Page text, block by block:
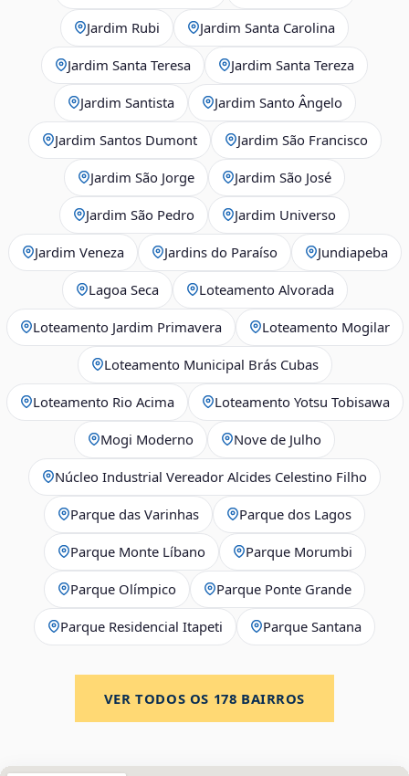
Jardim Rubi Jardim Santa Carolina
Jardim Santa Teresa Jardim Santa Tereza
Jardim Santista Jardim Santo Ângelo
Jardim Santos Dumont Jardim São Francisco
Jardim São Jorge Jardim São José
Jardim São Pedro Jardim Universo
Jardim Veneza Jardins do Paraíso Jundiapeba
Lagoa Seca Loteamento Alvorada
Loteamento Jardim Primavera Loteamento Mogilar
Loteamento Municipal Brás Cubas
Loteamento Rio Acima Loteamento Yotsu Tobisawa
Mogi Moderno Nove de Julho
Núcleo Industrial Vereador Alcides Celestino Filho
Parque das Varinhas Parque dos Lagos
Parque Monte Líbano Parque Morumbi
Parque Olímpico Parque Ponte Grande
Parque Residencial Itapeti Parque Santana
VER TODOS OS 178 BAIRROS